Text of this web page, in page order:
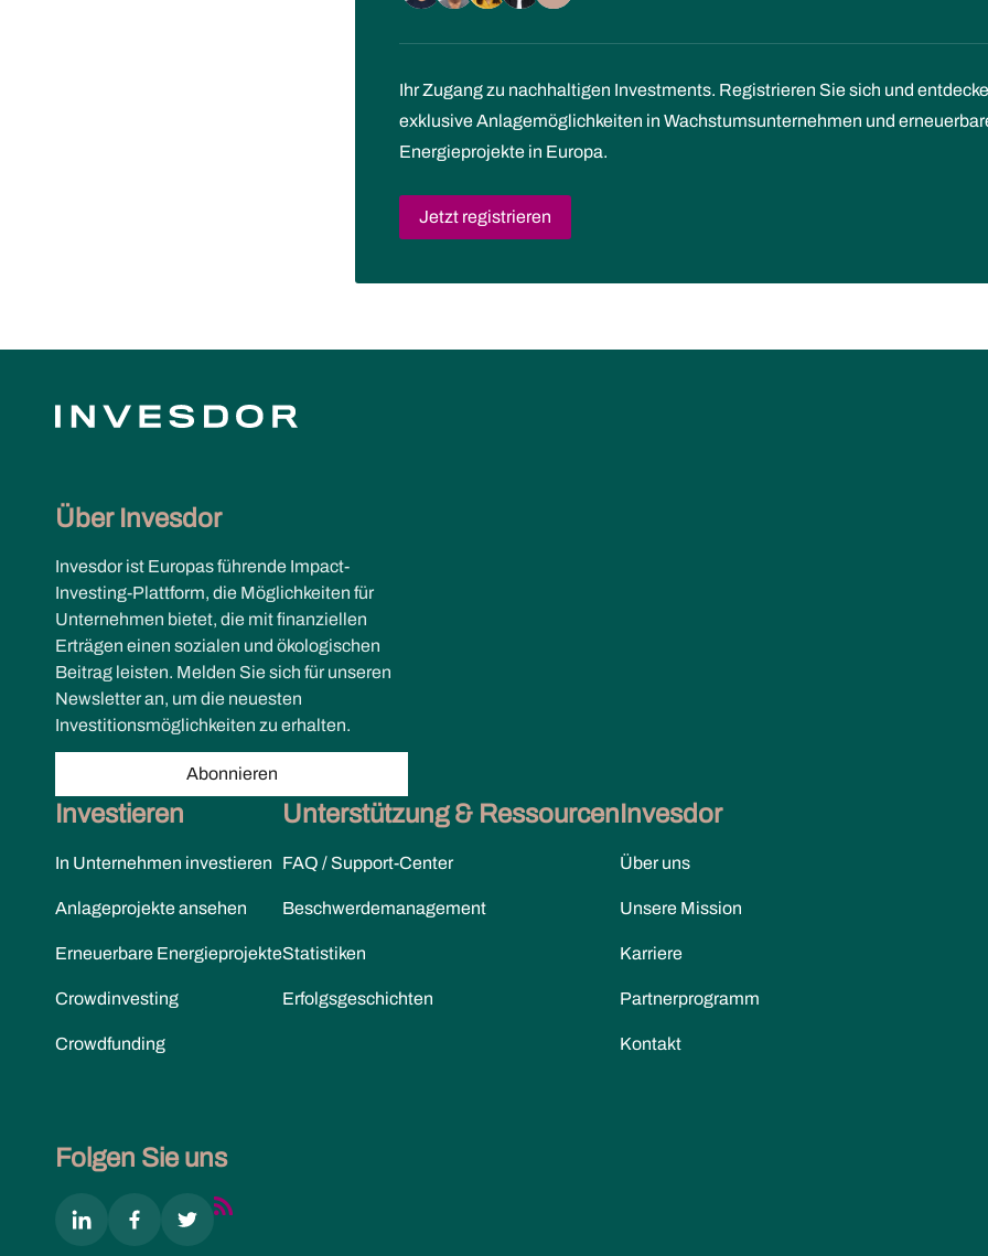
Ihr Zugang zu nachhaltigen Investments. Registrieren Sie sich und
exklusive Anlagemöglichkeiten in Wachstumsunternehmen und
Energieprojekte in Europa.
Jetzt registrieren
Über Invesdor
Invesdor ist Europas führende Impact-
Investing-Plattform, die Möglichkeiten für
Unternehmen bietet, die mit finanziellen
Erträgen einen sozialen und ökologischen
Beitrag leisten. Melden Sie sich für unseren
Newsletter an, um die neuesten
Investitionsmöglichkeiten zu erhalten.
Abonnieren
Investieren
In Unternehmen investieren
Anlageprojekte ansehen
Erneuerbare Energieprojekte
Crowdinvesting
Crowdfunding
Unterstützung & Ressourcen
FAQ / Support-Center
Beschwerdemanagement
Statistiken
Erfolgsgeschichten
Invesdor
Über uns
Unsere Mission
Karriere
Partnerprogramm
Kontakt
Folgen Sie uns